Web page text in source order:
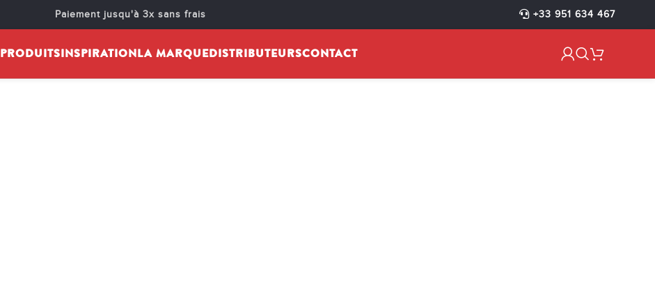
Paiement jusqu'à 3x sans frais +33 951 634 467
PRODUITSINSPIRATIONLA MARQUEDISTRIBUTEURSCONTACT